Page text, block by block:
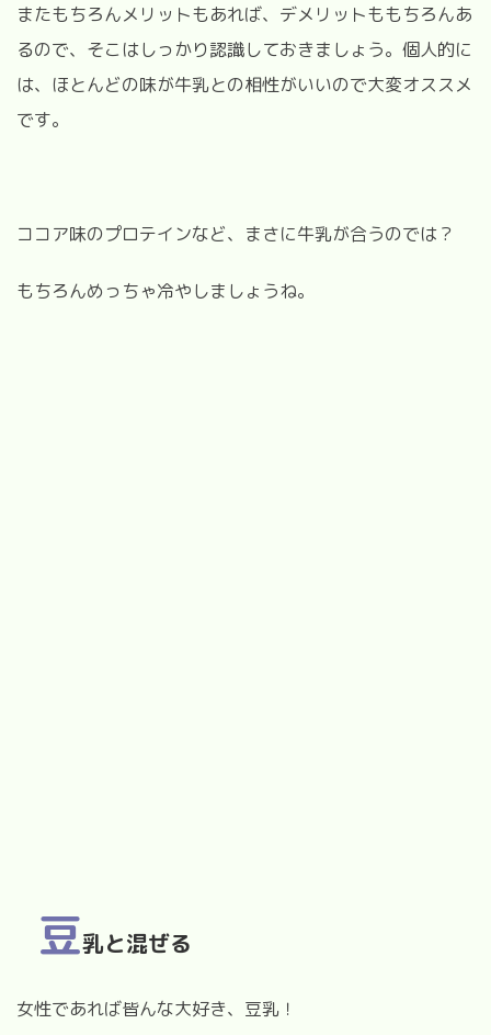
またもちろんメリットもあれば、デメリットももちろんあ
るので、そこはしっかり認識しておきましょう。個人的に
は、ほとんどの味が牛乳との相性がいいので大変オススメ
です。
ココア味のプロテインなど、まさに牛乳が合うのでは？
もちろんめっちゃ冷やしましょうね。
豆乳と混ぜる
女性であれば皆んな大好き、豆乳！